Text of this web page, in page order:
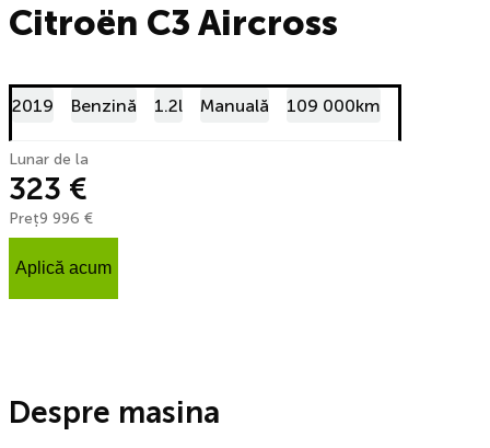
Citroën C3 Aircross
2019 Benzină 1.2l Manuală 109 000km
Lunar de la
323 €
Preț9 996 €
Aplică acum
Despre masina